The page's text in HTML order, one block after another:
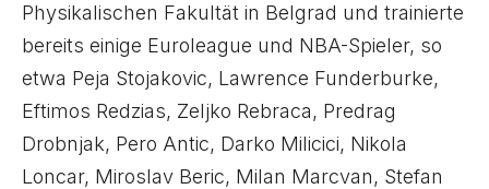
Physikalischen Fakultät in Belgrad und trainierte
bereits einige Euroleague und NBA-Spieler, so
etwa Peja Stojakovic, Lawrence Funderburke,
Eftimos Redzias, Zeljko Rebraca, Predrag
Drobnjak, Pero Antic, Darko Milicici, Nikola
Loncar, Miroslav Beric, Milan Marcvan, Stefan